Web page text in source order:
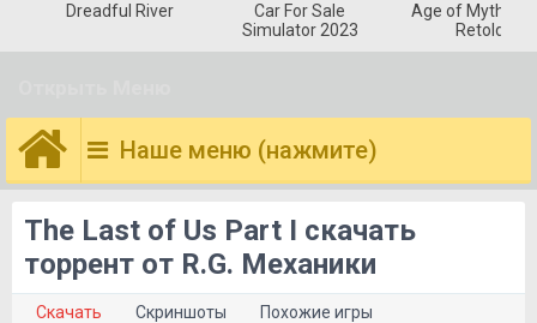
Dreadful River
Car For Sale
Simulator 2023
Age of
Retold
Наше меню (нажмите)
The Last of Us Part I скачать
торрент от R.G. Механики
Скачать Скриншоты Похожие игры